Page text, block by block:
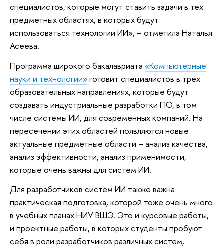
специалистов, которые могут ставить задачи в тех
предметных областях, в которых будут
использоваться технологии ИИ», – отметила Наталья
Асеева.
Программа широкого бакалавриата «Компьютерные
науки и технологии»готовит специалистов в трех
образовательных направлениях, которые будут
создавать индустриальные разработки ПО, в том
числе системы ИИ, для современных компаний. На
пересечении этих областей появляются новые
актуальные предметные области – анализ качества,
анализ эффективности, анализ применимости,
которые очень важны для систем ИИ.
Для разработчиков систем ИИ также важна
практическая подготовка, которой тоже очень много
в учебных планах НИУ ВШЭ. Это и курсовые работы,
и проектные работы, в которых студенты пробуют
себя в роли разработчиков различных систем,